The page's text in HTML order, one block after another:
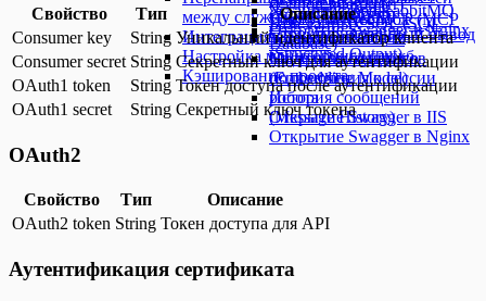
LogEventsWebhook
Установка NuGet2
Настройка теневого
подключения к сессии
робота
Открытие Swagger в IIS
Открытие Swagger в Nginx
кластера RabbitMQ
Установка Redis
Открытие Swagger в Nginx
между службами
Интеграция с S3-хранилищем
Настройка мониторинга служб
Кэширование проекта
(Smart Transform)
Структурированный вывод
(Structured Output)
Инструменты MCP (MCP
Tools)
Модель эмбеддингов
(Embedding Model)
История сообщений
(Message History)
(Python Interpreter)
База данных SQL (SQL
Database)
Свойство Тип
Описание
Consumer key
String Уникальный идентификатор клиента
Consumer secret String Секретный ключ для аутентификации
OAuth1 token
String Токен доступа после аутентификации
OAuth1 secret
String Секретный ключ токена
OAuth2
Свойство Тип
Описание
OAuth2 token String Токен доступа для API
Аутентификация сертификата